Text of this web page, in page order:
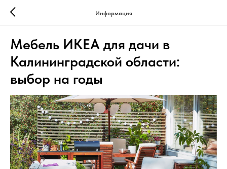
Информация
Мебель ИКЕА для дачи в
Калининградской области:
выбор на годы